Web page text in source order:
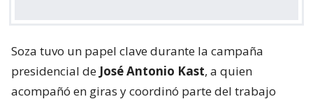
Soza tuvo un papel clave durante la campaña
presidencial de José Antonio Kast, a quien
acompañó en giras y coordinó parte del trabajo